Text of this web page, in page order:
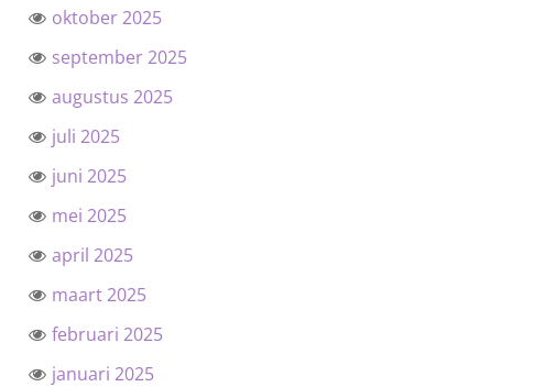
oktober 2025
september 2025
augustus 2025
juli 2025
juni 2025
mei 2025
april 2025
maart 2025
februari 2025
januari 2025